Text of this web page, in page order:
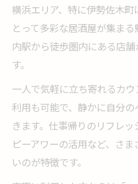
横浜エリア、特に伊勢佐木
とって多彩な居酒屋が集ま
内駅から徒歩圏内にある店
す。
一人で気軽に立ち寄れるカ
利用も可能で、静かに自分
きます。仕事帰りのリフレ
ピーアワーの活用など、さ
いのが特徴です。